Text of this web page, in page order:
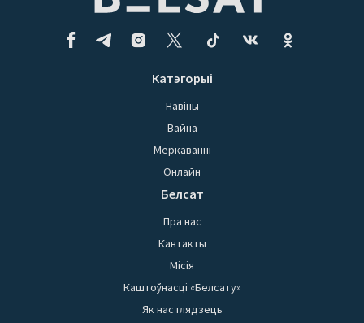
Катэгорыі
Навіны
Вайна
Меркаванні
Онлайн
Белсат
Пра нас
Кантакты
Місія
Каштоўнасці «Белсату»
Як нас глядзець